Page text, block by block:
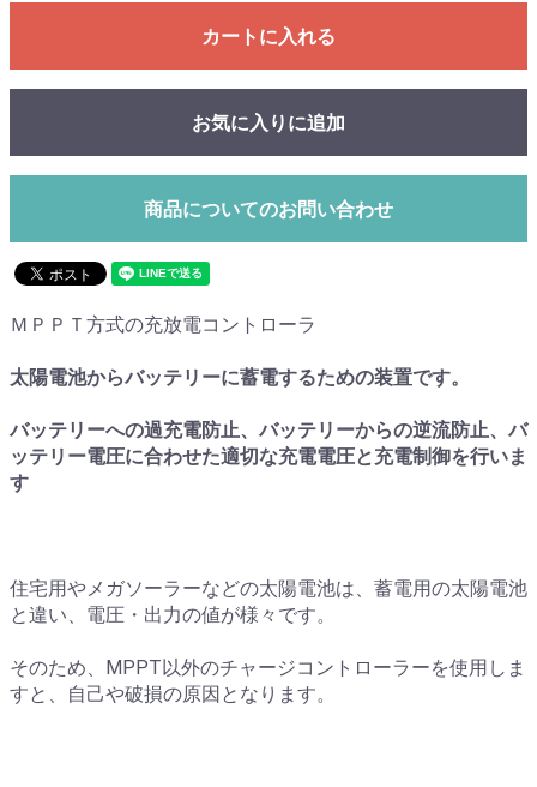
カートに入れる
お気に入りに追加
商品についてのお問い合わせ
ＭＰＰＴ方式の充放電コントローラ
太陽電池からバッテリーに蓄電するための装置です。
バッテリーへの過充電防止、バッテリーからの逆流防止、バ
ッテリー電圧に合わせた適切な充電電圧と充電制御を行いま
す
住宅用やメガソーラーなどの太陽電池は、蓄電用の太陽電池
と違い、電圧・出力の値が様々です。
そのため、MPPT以外のチャージコントローラーを使用しま
すと、自己や破損の原因となります。